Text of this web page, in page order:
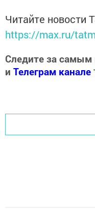
Читайте новости
https://max.ru/
Следите за
и Телеграм канале